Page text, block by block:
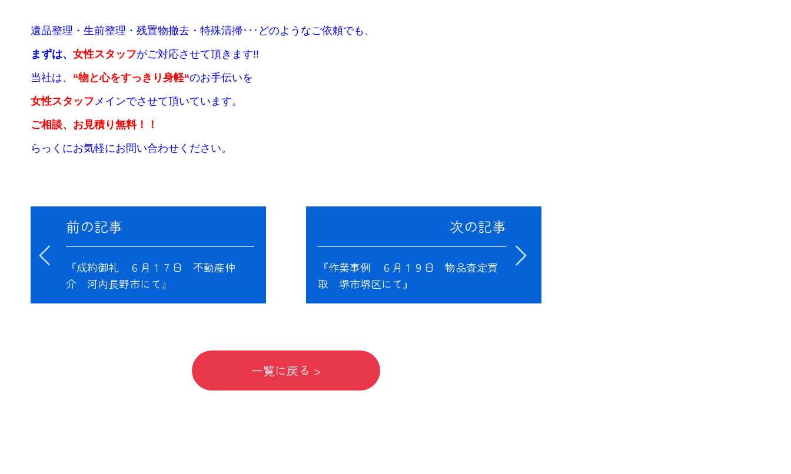
遺品整理・生前整理・残置物撤去・特殊清掃･･･どのようなご依頼でも、
まずは、女性スタッフがご対応させて頂きます!!
当社は、 “物と心をすっきり身軽“のお手伝いを
女性スタッフメインでさせて頂いています。
ご相談、お見積り無料！！
らっくにお気軽にお問い合わせください。
前の記事
『成約御礼 ６月１７日 不動産仲
介 河内長野市にて』
次の記事
『作業事例 ６月１９日 物品査定買
取 堺市堺区にて』
一覧に戻る >